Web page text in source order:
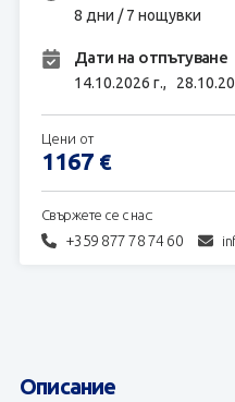
8 дни / 7 нощувки
Дати на отпътуване
14.10.2026 г.,
Свържете се с нас:
+359 877 78 74 60
Цени от
1167 €
Описание